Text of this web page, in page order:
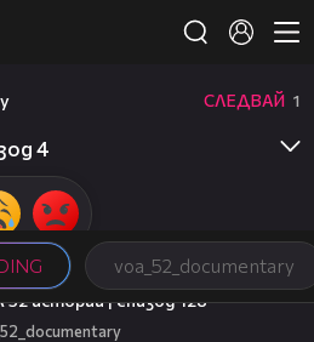
voa_52_documentary
СЛЕДВАЙ 1
4
52 истории | епизод 128